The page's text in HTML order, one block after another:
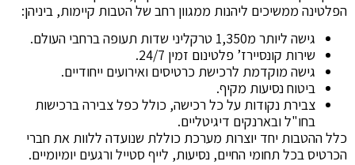
הפלטינה ממשיכים ליהנות ממגוון רחב של הטבות קיימות, ביניהן:
גישה ליותר מ1,350 טרקליני שדות תעופה ברחבי העולם.
שירות קונסיירז’ פלטינום זמין 24/7.
גישה מוקדמת לרכישת כרטיסים ואירועים ייחודיים.
ביטוח נסיעות מקיף.
צבירת נקודות על כל רכישה, כולל כפל צבירה ברכישות
בחו"ל ובארנקים דיגיטליים.
כלל ההטבות יחד יוצרות מערכת כוללת שנועדה ללוות את חברי
הכרטיס בכל תחומי החיים, נסיעות, לייף סטייל ורגעים יומיומיים.